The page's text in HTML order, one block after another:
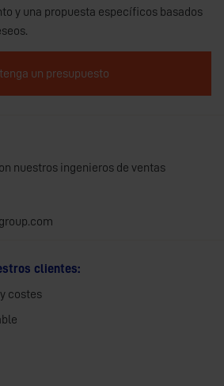
y una propuesta específicos basados
un presupuesto
nuestros ingenieros de ventas
clientes:
costes